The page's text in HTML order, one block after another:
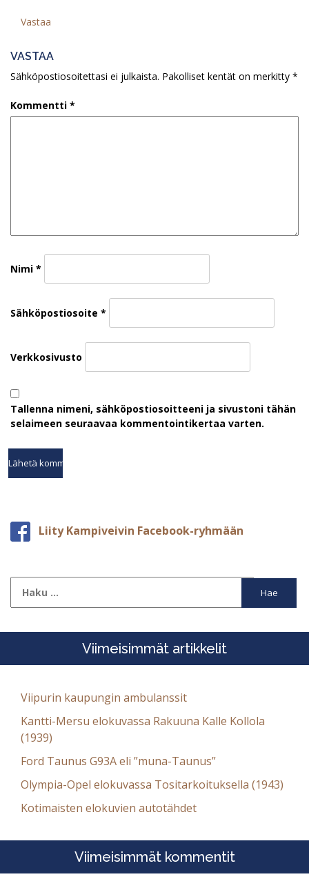
Vastaa
VASTAA
Sähköpostiosoitettasi ei julkaista. Pakolliset kentät on merkitty *
Kommentti *
Nimi *
Sähköpostiosoite *
Verkkosivusto
Tallenna nimeni, sähköpostiosoitteeni ja sivustoni tähän
selaimeen seuraavaa kommentointikertaa varten.
Liity Kampiveivin Facebook-ryhmään
Viimeisimmät artikkelit
Viipurin kaupungin ambulanssit
Kantti-Mersu elokuvassa Rakuuna Kalle Kollola
(1939)
Ford Taunus G93A eli ”muna-Taunus”
Olympia-Opel elokuvassa Tositarkoituksella (1943)
Kotimaisten elokuvien autotähdet
Viimeisimmät kommentit